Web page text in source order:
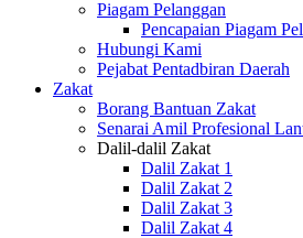
Piagam Pelanggan
Pencapaian Piagam
Hubungi Kami
Pejabat Pentadbiran Daerah
Zakat
Borang Bantuan Zakat
Senarai Amil Profesional
Dalil-dalil Zakat
Dalil Zakat 1
Dalil Zakat 2
Dalil Zakat 3
Dalil Zakat 4